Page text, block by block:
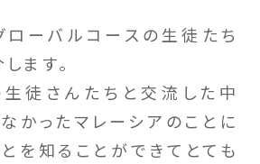
ローバルコースの生徒たち
ます。
生徒さんたちと交流した中
かったマレーシアのことに
を知ることができてとても